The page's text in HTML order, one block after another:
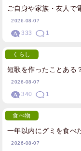
ご自身や家族・友人で
2026-08-07
333 1
短歌を作ったことある
くらし
2026-08-07
340 1
一年以内にグミを食べ
食べ物
2026-08-07